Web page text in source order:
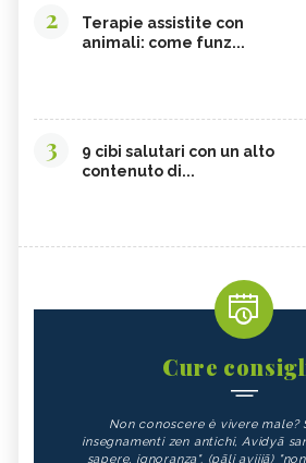
2
Terapie assistite con
animali: come funz...
3
9 cibi salutari con un alto
contenuto di...
Cure
Non conoscere è vivere male?
insegnamenti zen antichi, Avidyā
sapere, ignoranza". (pāli avijjā)